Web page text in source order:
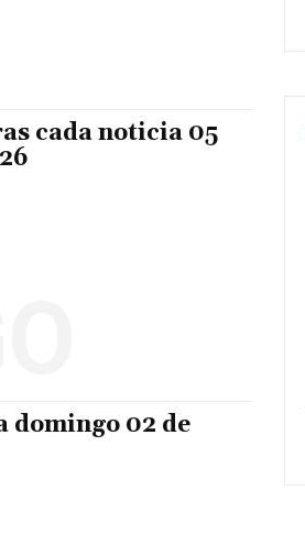
cada noticia 05
domingo 02 de